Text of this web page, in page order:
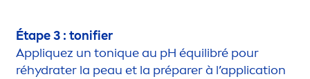
Étape 3 : tonifier
Appliquez un tonique au pH équilibré pour
réhydrater la peau et la préparer à l’application